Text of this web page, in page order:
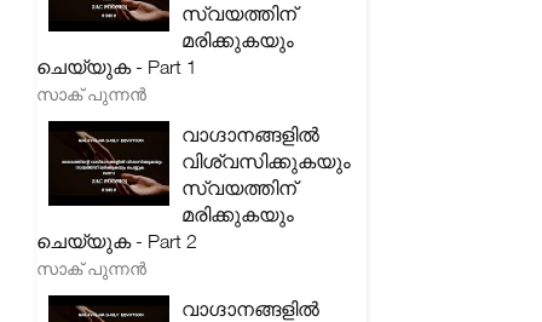
സ്വയത്തിന്
മരിക്കുകയും
ചെയ്യുക - Part 1
സാക് പുന്നൻ
വാഗ്ദാനങ്ങളിൽ
വിശ്വസിക്കുകയും
സ്വയത്തിന്
മരിക്കുകയും
ചെയ്യുക - Part 2
സാക് പുന്നൻ
വാഗ്ദാനങ്ങളിൽ